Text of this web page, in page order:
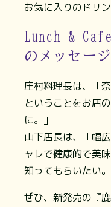
お気に入りのドリ
Lunch &
のメッセージ
庄村料理長は、「
ということをお店
に。」
山下店長は、「幅
ャレで健康的で美
知ってもらいたい
ぜひ、新発売の『